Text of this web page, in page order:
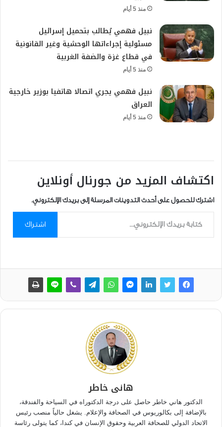
منذ 5 أيام
نبيل فهمي يُطالب بتحميل إسرائيل
مسئولية إجراءاتها الوحشية وغير القانونية
في قطاع غزة والضفة الغربية
منذ 5 أيام
نبيل فهمي يجري اتصالا هاتفيا بوزير خارجية
العراق
منذ 5 أيام
اكتشاف المزيد من جورنال أونلاين
اشترك للحصول على أحدث التدوينات المرسلة إلى بريدك الإلكتروني.
كتابة بريدك الإلكتروني...
اشتراك
هانى خاطر
الدكتور هاني خاطر حاصل على درجة الدكتوراه في السياحة والفندقة،
بالإضافة إلى بكالوريوس في الصحافة والإعلام. يشغل حالياً منصب رئيس
الاتحاد الدولي للصحافة العربية وحقوق الإنسان في كندا، كما يتولى رئاسة